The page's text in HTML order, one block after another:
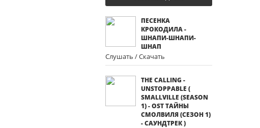
ПЕСЕНКА
КРОКОДИЛА -
ШНАПИ-ШНАПИ-
ШНАП
Слушать / Скачать
THE CALLING -
UNSTOPPABLE (
SMALLVILLE (SEASON
1) - OST ТАЙНЫ
СМОЛВИЛЯ (СЕЗОН 1)
- САУНДТРЕК )